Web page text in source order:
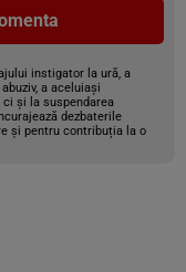
instigator la ură, a
a aceluiași
și la suspendarea
dezbaterile
și pentru contribuția la o